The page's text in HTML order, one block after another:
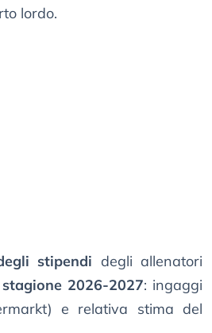
lordo.
stipendi degli allenatori
stagione 2026-2027: ingaggi
e relativa stima del